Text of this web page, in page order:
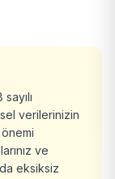
verilerinizin
ve
eksiksiz